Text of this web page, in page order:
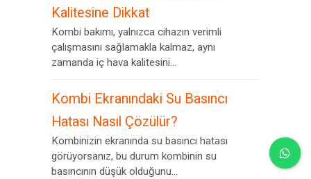
Kalitesine Dikkat
Kombi bakımı, yalnızca cihazın verimli
çalışmasını sağlamakla kalmaz, aynı
zamanda iç hava kalitesini...
Kombi Ekranındaki Su Basıncı
Hatası Nasıl Çözülür?
Kombinizin ekranında su basıncı hatası
görüyorsanız, bu durum kombinin su
basıncının düşük olduğunu...